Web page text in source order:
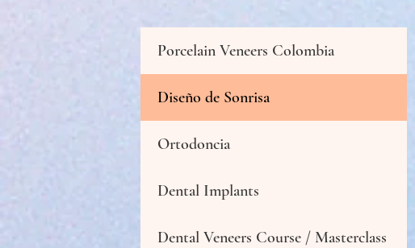
Porcelain Veneers Colombia
Diseño de Sonrisa
Ortodoncia
Dental Implants
Dental Veneers Course / Masterclass